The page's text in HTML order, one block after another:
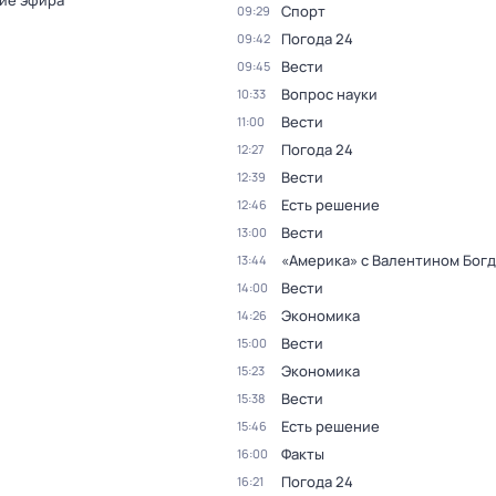
09:29 Спорт
09:42 Погода 24
09:45 Вести
10:33 Вопрос науки
11:00 Вести
12:27 Погода 24
12:39 Вести
12:46 Есть решение
13:00 Вести
13:44 «Америка» с Валентином
14:00 Вести
14:26 Экономика
15:00 Вести
15:23 Экономика
15:38 Вести
15:46 Есть решение
16:00 Факты
16:21 Погода 24